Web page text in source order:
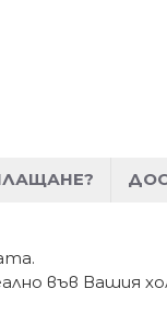
във Вашия